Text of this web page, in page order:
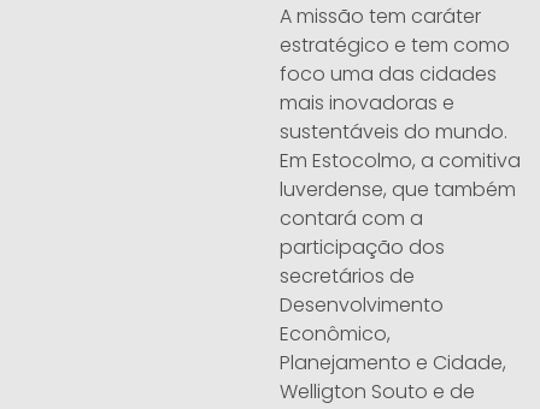
A missão tem caráter
estratégico e tem como
foco uma das cidades
mais inovadoras e
sustentáveis do mundo.
Em Estocolmo, a comitiva
luverdense, que também
contará com a
participação dos
secretários de
Desenvolvimento
Econômico,
Planejamento e Cidade,
Welligton Souto e de